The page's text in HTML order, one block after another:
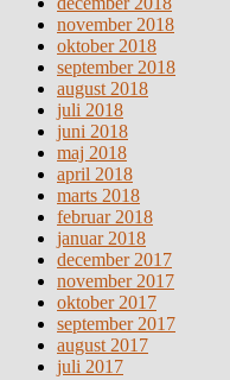
november 2018
oktober 2018
september 2018
august 2018
juli 2018
juni 2018
maj 2018
april 2018
marts 2018
februar 2018
januar 2018
december 2017
november 2017
oktober 2017
september 2017
august 2017
juli 2017